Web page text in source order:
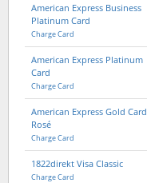
American Express Business
Platinum Card
Charge Card
American Express Platinum
Card
Charge Card
American Express Gold Card
Rosé
Charge Card
1822direkt Visa Classic
Charge Card